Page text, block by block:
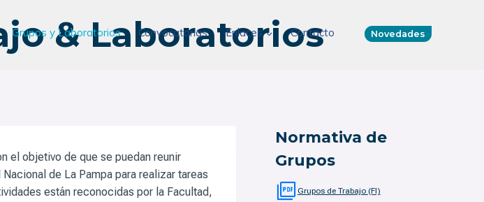
Grupos y Laboratorios Convocatorias Enlaces Contacto Novedades
& Laboratorios
el objetivo de que se puedan reunir
de La Pampa para realizar tareas
están reconocidas por la Facultad,
Normativa de
Grupos
Grupos de Trabajo (FI)